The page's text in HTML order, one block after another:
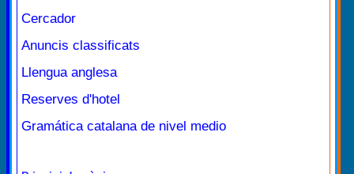
Cercador
Anuncis classificats
Llengua anglesa
Reserves d'hotel
Gramática catalana de nivel medio